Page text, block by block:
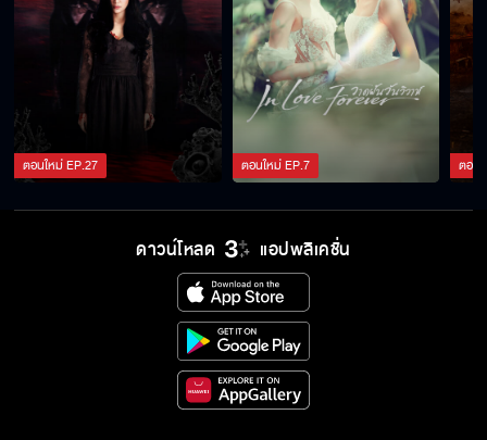
เม้าท์ฉ่ำเบื้องลึกเบื้องหลัง ป่วนสุด ฮาสุดๆ กับพี่
มากและผองเพื่อน
นี่แหละๆ เช็คลิสต์! คุณสมบัติน้องเขยที่โดนใจพี่
ชายของอนงค์
กูรูหัวใจจาก “หนึ่งในร้อย” บอกหมด อาการ
ตกหลุมรัก วิธีเข้าหาคนที่ชอบ
VLOG บุกหลังเวที ชวนเม้าท์ ชวนจิ้น
#KAOPPFANMEET2024
ตอนใหม่EP.27 ตอนใหม่EP.7 ตอน
ดาวน์โหลด แอปพลิเคชั่น